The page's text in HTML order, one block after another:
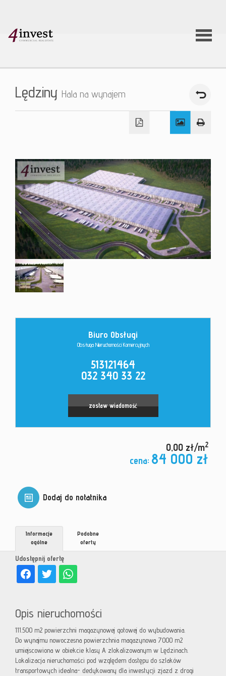
O firmie
Kontakt
Lędziny Hala na wynajem
Biuro Obsługi
Obsługa Nieruchomości Komercyjnych
513121464
032 340 33 22
zostaw wiadomość
0,00 zł/m2
cena: 84 000 zł
Dodaj do notatnika
Udostępnij ofertę
Informacje
ogólne
Podobne
oferty
Opis nieruchomości
111.500 m2 powierzchni magazynowej gotowej do wybudowania.
Do wynajmu nowoczesna powierzchnia magazynowa 7000 m2
umiejscowiona w obiekcie klasy A zlokalizowanym w Lędzinach.
Lokalizacja nieruchomości pod względem dostępu do szlaków
transportowych idealna- dedykowany dla inwestycji zjazd z drogi